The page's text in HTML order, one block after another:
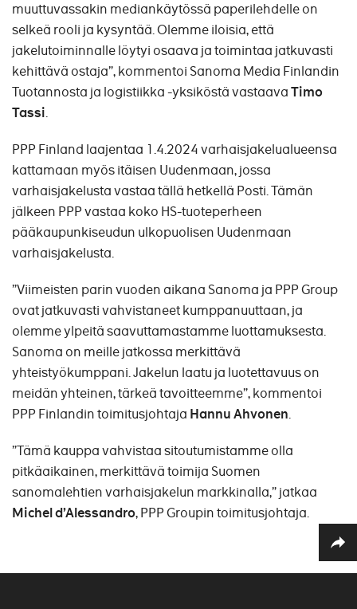
muuttuvassakin mediankäytössä paperilehdelle on
selkeä rooli ja kysyntää. Olemme iloisia, että
jakelutoiminnalle löytyi osaava ja toimintaa jatkuvasti
kehittävä ostaja”, kommentoi Sanoma Media Finlandin
Tuotannosta ja logistiikka -yksiköstä vastaavaTimo
Tassi.
PPP Finland laajentaa 1.4.2024 varhaisjakelualueensa
kattamaan myös itäisen Uudenmaan, jossa
varhaisjakelusta vastaa tällä hetkellä Posti. Tämän
jälkeen PPP vastaa koko HS-tuoteperheen
pääkaupunkiseudun ulkopuolisen Uudenmaan
varhaisjakelusta.
”Viimeisten parin vuoden aikana Sanoma ja PPP Group
ovat jatkuvasti vahvistaneet kumppanuuttaan, ja
olemme ylpeitä saavuttamastamme luottamuksesta.
Sanoma on meille jatkossa merkittävä
yhteistyökumppani. Jakelun laatu ja luotettavuus on
meidän yhteinen, tärkeä tavoitteemme”, kommentoi
PPP Finlandin toimitusjohtaja Hannu Ahvonen.
”Tämä kauppa vahvistaa sitoutumistamme olla
pitkäaikainen, merkittävä toimija Suomen
sanomalehtien varhaisjakelun markkinalla,” jatkaa
Michel d’Alessandro, PPP Groupin toimitusjohtaja.